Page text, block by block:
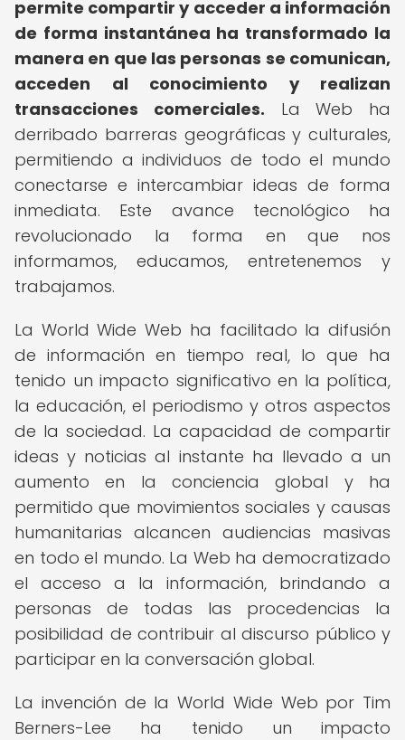
permite compartir y acceder a información
de forma instantánea ha transformado la
manera en que las personas se comunican,
acceden al conocimiento y realizan
transacciones comerciales. La Web ha
derribado barreras geográficas y culturales,
permitiendo a individuos de todo el mundo
conectarse e intercambiar ideas de forma
inmediata. Este avance tecnológico ha
revolucionado la forma en que nos
informamos, educamos, entretenemos y
trabajamos.
La World Wide Web ha facilitado la difusión
de información en tiempo real, lo que ha
tenido un impacto significativo en la política,
la educación, el periodismo y otros aspectos
de la sociedad. La capacidad de compartir
ideas y noticias al instante ha llevado a un
aumento en la conciencia global y ha
permitido que movimientos sociales y causas
humanitarias alcancen audiencias masivas
en todo el mundo. La Web ha democratizado
el acceso a la información, brindando a
personas de todas las procedencias la
posibilidad de contribuir al discurso público y
participar en la conversación global.
La invención de la World Wide Web por Tim
Berners-Lee ha tenido un impacto